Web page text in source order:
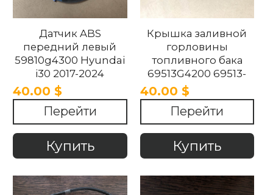
Датчик ABS
передний левый
59810g4300 Hyundai
i30 2017-2024
40.00 $
Перейти
Купить
Крышка заливной
горловины
топливного бака
69513G4200 69513-
G4200 69515G4200
Hyundai i30 2018-
2022
40.00 $
Перейти
Купить